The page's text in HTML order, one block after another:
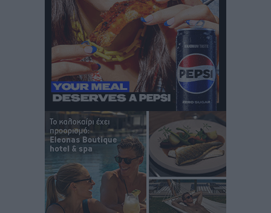
Αυτοκίνητο μπήκε παράνομα σε μονόδρομο στο
Μαστιχάρι – Αναποδογύρισε όχημα με μητέρα και
5χρονο παιδί
Τοπικές Ειδήσεις• πριν 13 ώρες
“Η Ευρώπη αντιμετώπιζε το προσφυγικό σαν ταινία
τρόμου” – Η συγκλονιστική μαρτυρία της Χαρούλας
Γιασιράνη στον RV για τα γεγονότα που οδήγησαν στο
Σύμφωνο της Λέρου
Τοπικές Ειδήσεις • πριν 13 ώρες
Συναυλία με τον Γιάννη Κότσιρα στις 21 Αυγούστου
Πολιτιστικά• πριν 14 ώρες